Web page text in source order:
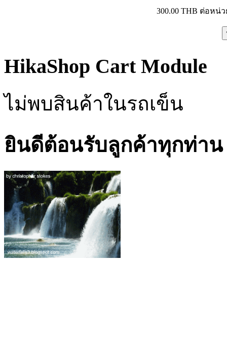
300.00 THB ต่อหน่ว
HikaShop Cart Module
ไม่พบสินค้าในรถเข็น
ยินดีต้อนรับลูกค้าทุกท่าน